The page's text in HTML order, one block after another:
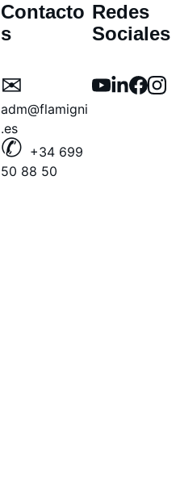
Contacto
s
✉︎
adm@flamigni
.es
Redes
Sociales
✆ +34 699
50 88 50